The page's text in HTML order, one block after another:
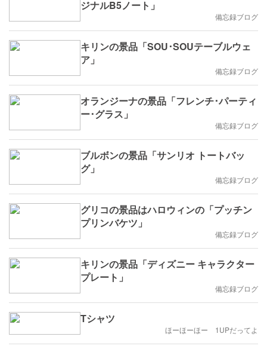
ジナルB5ノート」
備忘録ブログ
キリンの景品「SOU･SOUテーブルウェ
ア」
備忘録ブログ
オランジーナの景品「フレンチ･パーティ
ー･グラス」
備忘録ブログ
ブルボンの景品「サンリオ トートバッ
グ」
備忘録ブログ
グリコの景品はハロウィンの「プッチン
プリンバケツ」
備忘録ブログ
キリンの景品「ディズニー キャラクター
プレート」
備忘録ブログ
Tシャツ
ほーほーほー 1UPだってよ